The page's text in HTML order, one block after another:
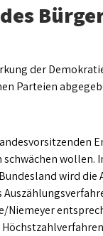
der
Parteien
wollen.
wird
Niemeyer